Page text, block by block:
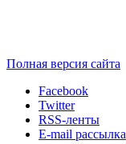
Полная версия сайта
Facebook
Twitter
RSS-ленты
E-mail рассылка